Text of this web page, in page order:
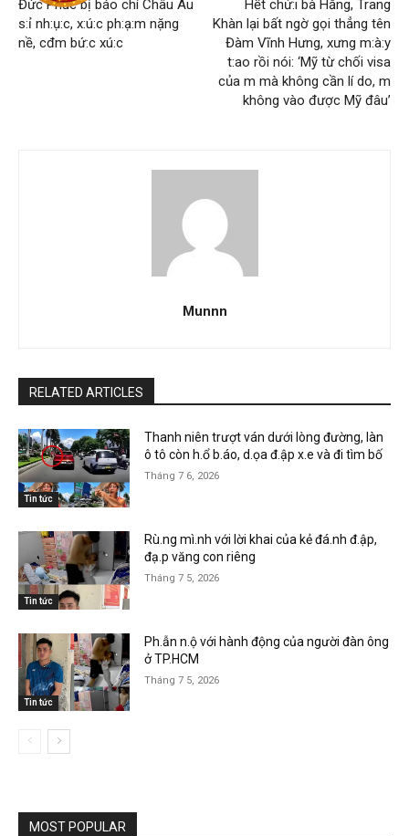
Đức Phúc bị báo chí Châu Âu
s:ỉ nh:ụ:c, x:ú:c ph:ạ:m nặng
nề, cđm bứ:c xú:c
Hết chử:i bà Hằng, Trang
Khàn lại bất ngờ gọi thẳng tên
Đàm Vĩnh Hưng, xưng m:à:y
t:ao rồi nói: ‘Mỹ từ chối visa
của m mà không cần lí do, m
không vào được Mỹ đâu’
Munnn
RELATED ARTICLES
Tin tức
Thanh niên trượt ván dưới lòng đường, làn
ô tô còn h.ổ b.áo, d.ọa đ.ập x.e và đi tìm bố
Tháng 7 6, 2026
Tin tức
Rù.ng mì.nh với lời khai của kẻ đá.nh đ.ập,
đạ.p văng con riêng
Tháng 7 5, 2026
Tin tức
Ph.ẫn n.ộ với hành động của người đàn ông
ở TP.HCM
Tháng 7 5, 2026
MOST POPULAR